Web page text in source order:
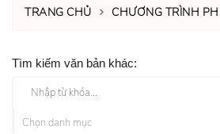
TRANG CHỦ CHƯƠNG TRÌNH
Tìm kiếm văn bản khác: